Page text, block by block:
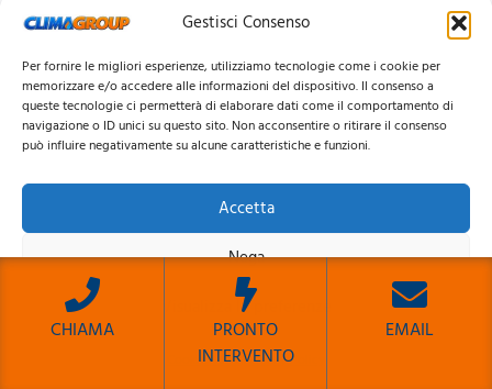
Gestisci Consenso
Per fornire le migliori esperienze, utilizziamo tecnologie come i cookie per
memorizzare e/o accedere alle informazioni del dispositivo. Il consenso a
queste tecnologie ci permetterà di elaborare dati come il comportamento di
navigazione o ID unici su questo sito. Non acconsentire o ritirare il consenso
può influire negativamente su alcune caratteristiche e funzioni.
Accetta
Nega
Visualizza le preferenze
Cookie PolicyPrivacy Policy
MARCHI CONDIZIONATORI
Ariston
Daikin
Haier
Mitsubishi
Samsung
Tutti i Marchi
CHIAMA
PRONTO
INTERVENTO
EMAIL